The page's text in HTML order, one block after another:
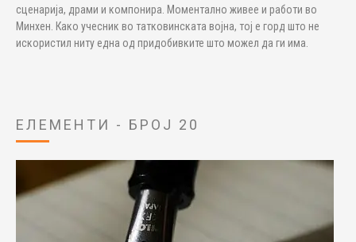
сценарија, драми и компонира. Моментално живее и работи во
Минхен. Како учесник во татковинската војна, тој е горд што не
искористил ниту една од придобивките што можел да ги има.
ЕЛЕМЕНТИ - БРОЈ 20